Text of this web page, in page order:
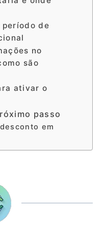
período de
no
são
ativar o
passo
em